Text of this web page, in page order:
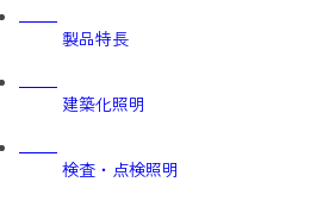
製品特長
建築化照明
検査・点検照明